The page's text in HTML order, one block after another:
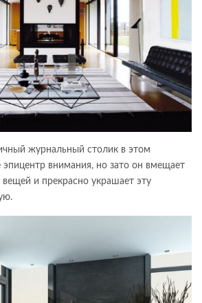
журнальный столик в этом
эпицентр внимания, но зато он вмещает
и прекрасно украшает эту